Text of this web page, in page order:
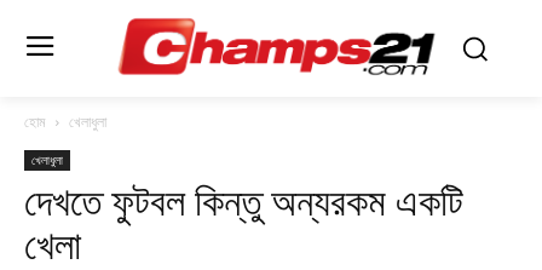
হোম খেলাধুলা
খেলাধুলা
দেখতে ফুটবল কিন্তু অন্যরকম একটি
খেলা